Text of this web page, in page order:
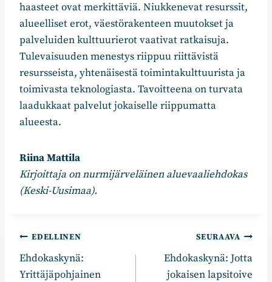
haasteet ovat merkittäviä. Niukkenevat resurssit,
alueelliset erot, väestörakenteen muutokset ja
palveluiden kulttuurierot vaativat ratkaisuja.
Tulevaisuuden menestys riippuu riittävistä
resursseista, yhtenäisestä toimintakulttuurista ja
toimivasta teknologiasta. Tavoitteena on turvata
laadukkaat palvelut jokaiselle riippumatta
alueesta.
Riina Mattila
Kirjoittaja on nurmijärveläinen aluevaaliehdokas
(Keski-Uusimaa).
Artikkelien
selaus
EDELLINEN
Ehdokaskynä:
Yrittäjäpohjainen
SEURAAVA
Ehdokaskynä: Jotta
jokaisen lapsitoive